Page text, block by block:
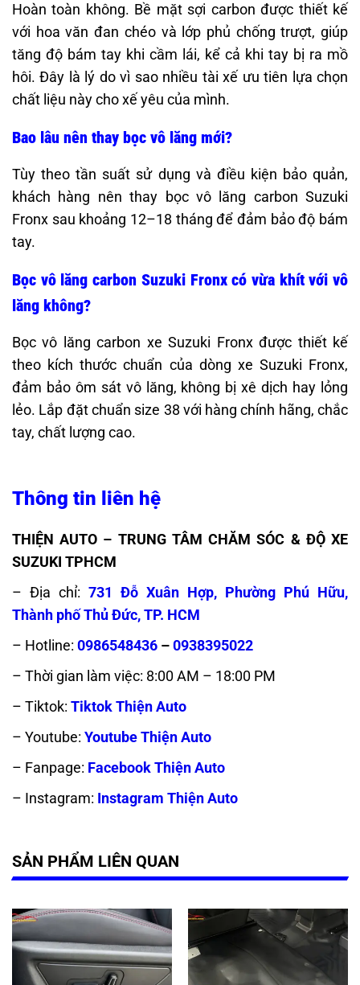
Hoàn toàn không. Bề mặt sợi carbon được thiết kế
với hoa văn đan chéo và lớp phủ chống trượt, giúp
tăng độ bám tay khi cầm lái, kể cả khi tay bị ra mồ
hôi. Đây là lý do vì sao nhiều tài xế ưu tiên lựa chọn
chất liệu này cho xế yêu của mình.
Bao lâu nên thay bọc vô lăng mới?
Tùy theo tần suất sử dụng và điều kiện bảo quản,
khách hàng nên thay bọc vô lăng carbon Suzuki
Fronx sau khoảng 12–18 tháng để đảm bảo độ bám
tay.
Bọc vô lăng carbon Suzuki Fronx có vừa khít với vô
lăng không?
Bọc vô lăng carbon xe Suzuki Fronx được thiết kế
theo kích thước chuẩn của dòng xe Suzuki Fronx,
đảm bảo ôm sát vô lăng, không bị xê dịch hay lỏng
lẻo. Lắp đặt chuẩn size 38 với hàng chính hãng, chắc
tay, chất lượng cao.
Thông tin liên hệ
THIỆN AUTO – TRUNG TÂM CHĂM SÓC & ĐỘ XE
SUZUKI TPHCM
– Địa chỉ: 731 Đỗ Xuân Hợp, Phường Phú Hữu,
Thành phố Thủ Đức, TP. HCM
– Hotline: 0986548436 –0938395022
– Thời gian làm việc: 8:00 AM – 18:00 PM
– Tiktok: Tiktok Thiện Auto
– Youtube: Youtube Thiện Auto
– Fanpage: Facebook Thiện Auto
– Instagram: Instagram Thiện Auto
SẢN PHẨM LIÊN QUAN